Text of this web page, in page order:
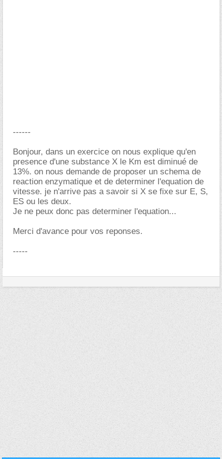
------
Bonjour, dans un exercice on nous explique qu'en
presence d'une substance X le Km est diminué de
13%. on nous demande de proposer un schema de
reaction enzymatique et de determiner l'equation de
vitesse. je n'arrive pas a savoir si X se fixe sur E, S,
ES ou les deux.
Je ne peux donc pas determiner l'equation...
Merci d'avance pour vos reponses.
-----